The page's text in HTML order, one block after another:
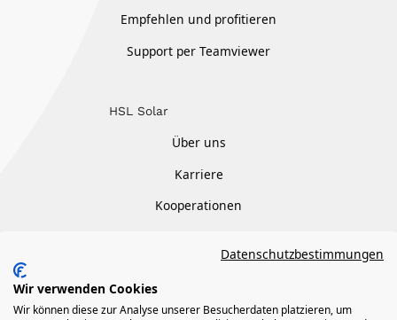
Empfehlen und profitieren
Support per Teamviewer
HSL Solar
Über uns
Karriere
Kooperationen
Datenschutzbestimmungen
Wir verwenden Cookies
Wir können diese zur Analyse unserer Besucherdaten platzieren, um